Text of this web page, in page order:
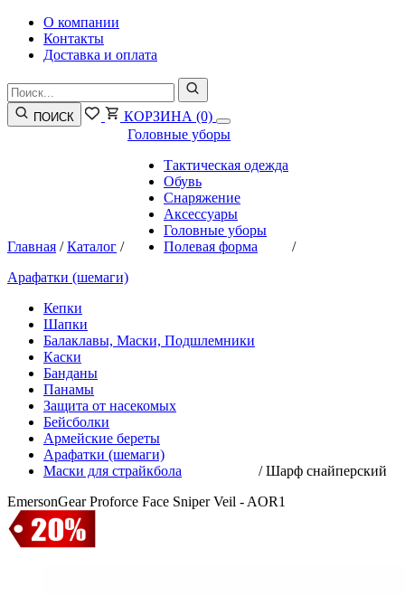
О компании
Контакты
Доставка и оплата
ПОИСК КОРЗИНА (0)
Главная /Каталог /
Головные уборы
Тактическая одежда
Обувь
Снаряжение
Аксессуары
Головные уборы
Полевая форма
/
Арафатки (шемаги)
Кепки
Шапки
Балаклавы, Маски, Подшлемники
Каски
Банданы
Панамы
Защита от насекомых
Бейсболки
Армейские береты
Арафатки (шемаги)
Маски для страйкбола
/Шарф снайперский
EmersonGear Proforce Face Sniper Veil - AOR1